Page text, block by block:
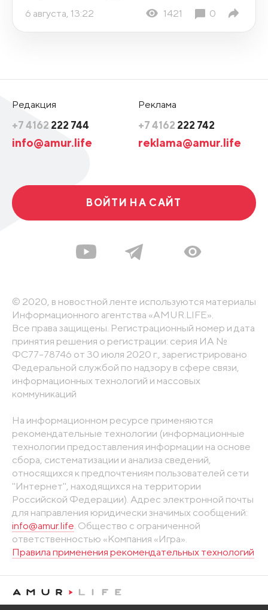
6 августа, 13:22 1421 0
Редакция
+7 4162 222 744
info@amur.life
Реклама
+7 4162 222 742
reklama@amur.life
ВОЙТИ НА САЙТ
© 2020, в новостной ленте используются материалы
Информационного агентства «AMUR.LIFE».
Все права защищены. Регистрационный номер и дата
принятия решения о регистрации: серия ИА №
ФС77-78746 от 30 июля 2020 г., зарегистрировано
Федеральной службой по надзору в сфере связи,
информационных технологий и массовых
коммуникаций
На информационном ресурсе применяются
рекомендательные технологии (информационные
технологии предоставления информации на основе
сбора, систематизации и анализа сведений,
относящихся к предпочтениям пользователей сети
"Интернет", находящихся на территории
Российской Федерации). Адрес электронной почты
для направления юридически значимых сообщений:
info@amur.life. Общество с ограниченной
ответственностью «Компания «Игра».
Правила применения рекомендательных технологий